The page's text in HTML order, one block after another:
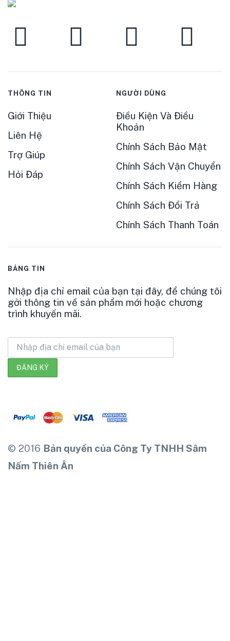
THÔNG TIN
Giới Thiệu
Liên Hệ
Trợ Giúp
Hỏi Đáp
NGƯỜI DÙNG
Điều Kiện Và Điều
Khoản
Chính Sách Bảo Mật
Chính Sách Vận Chuyển
Chính Sách Kiểm Hàng
Chính Sách Đổi Trả
Chính Sách Thanh Toán
BẢNG TIN
Nhập địa chỉ email của bạn tại đây, để chúng tôi
gởi thông tin về sản phẩm mới hoặc chương
trình khuyến mãi.
© 2016 Bản quyền của Công Ty TNHH Sâm
Nấm Thiên Ân